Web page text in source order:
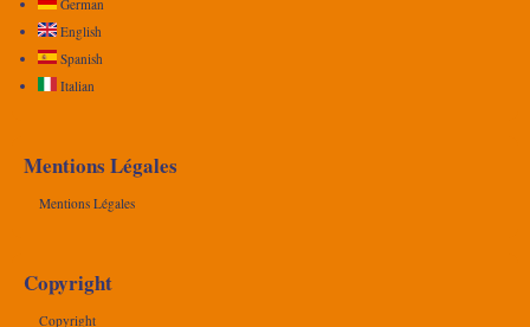
German
English
Spanish
Italian
Mentions Légales
Mentions Légales
Copyright
Copyright